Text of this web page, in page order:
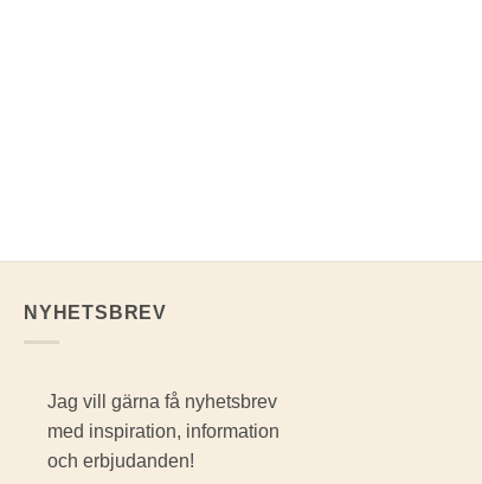
NYHETSBREV
Jag vill gärna få nyhetsbrev
med inspiration, information
och erbjudanden!